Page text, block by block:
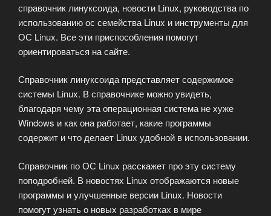
справочник линуксоида, новости Linux, руководства по
использованию ос семейства Linux и инструменты для
ОС Linux. Все эти приспособления помогут
ориентироваться на сайте.
Справочник линуксоида представляет содержимое
системы Linux. В справочнике можно увидеть,
благодаря чему эта операционная система не хуже
Windows и как она работает, какие программы
содержит и что делает Linux удобной в использовании.
Справочник по ОС Linux расскажет про эту систему
поподробней. В новостях Linux отображаются новые
программы и улучшенные версии Linux. Новости
помогут узнать о новых разработках в мире